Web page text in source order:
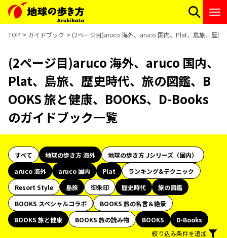
TOP ガイドブック (2ページ目)aruco 海外、aruco 国内、Plat、島旅、歴史
(2ページ目)aruco 海外、aruco 国内、
Plat、島旅、歴史時代、旅の図鑑、B
OOKS 旅と健康、BOOKS、D-Books
のガイドブック一覧
すべて 地球の歩き方 海外
地球の歩き方 Jシリーズ（国内）
aruco 海外
aruco 国内 Plat
ランキング&テクニック
Resort Style
島旅 御朱印 歴史時代
旅の図鑑
BOOKS スペシャルコラボ
BOOKS 旅の名言＆絶景
BOOKS 旅と健康
BOOKS 旅の読み物 BOOKS
D-Books
絞り込み条件を追加